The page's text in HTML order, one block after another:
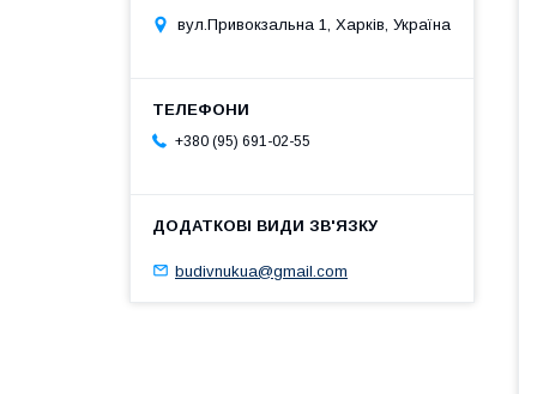
вул.Привокзальна 1, Харків, Україна
+380 (95) 691-02-55
budivnukua@gmail.com